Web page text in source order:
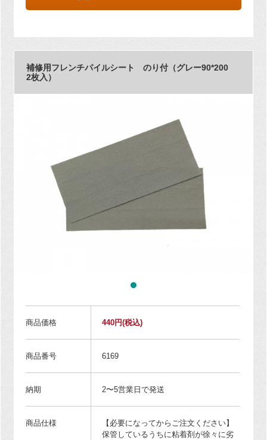
補修用フレンチパイルシート のり付（グレー90*200
2枚入）
商品価格 440円(税込)
商品番号 6169
納期 2〜5営業日で発送
商品仕様
【必要になってからご注文ください】
保管しているうちに粘着剤が徐々に劣